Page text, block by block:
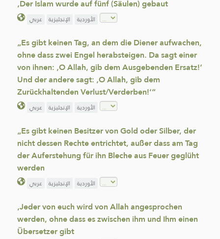
‚Der Islam wurde auf fünf (Säulen) gebaut
عربي الإنجليزية الأوردية
„Es gibt keinen Tag, an dem die Diener aufwachen,
ohne dass zwei Engel herabsteigen. Da sagt einer
von ihnen: ‚O Allah, gib dem Ausgebenden Ersatz!‘
Und der andere sagt: ‚O Allah, gib dem
Zurückhaltenden Verlust/Verderben!‘“
عربي الإنجليزية الأوردية
„Es gibt keinen Besitzer von Gold oder Silber, der
nicht dessen Rechte entrichtet, außer dass am Tag
der Auferstehung für ihn Bleche aus Feuer geglüht
werden
عربي الإنجليزية الأوردية
‚Jeder von euch wird von Allah angesprochen
werden, ohne dass es zwischen ihm und Ihm einen
Übersetzer gibt